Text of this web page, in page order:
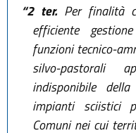
“2 ter.Per finalità
efficiente
funzioni tecnico-
silvo-pastorali
indisponibile
impianti sciistici
Comuni nei cui